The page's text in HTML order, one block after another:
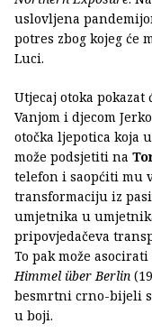
uslovljena
potres zbog kojeg će
Luci.
Utjecaj otoka pokazat
Vanjom i djecom
otočka ljepotica koja
može podsjetiti na
telefon i saopćiti mu
transformaciju iz
umjetnika u
pripovjedačeva
To pak može asocirati
Himmel über Berlin
besmrtni crno-bijeli
u boji.